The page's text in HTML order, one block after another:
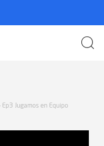
Ep3 Jugamos en Equipo